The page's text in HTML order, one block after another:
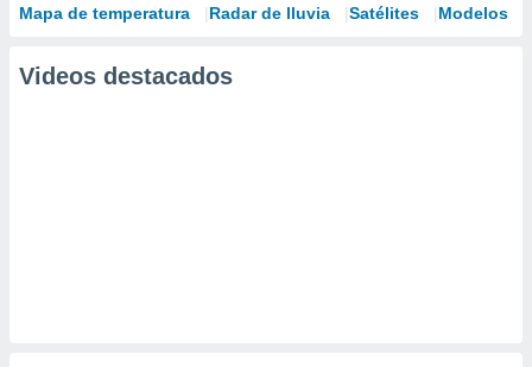
Mapa de temperatura Radar de lluvia Satélites Modelos
Videos destacados